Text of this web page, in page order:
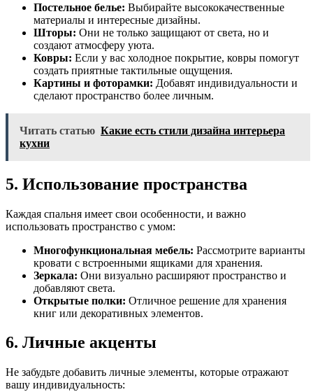
Постельное белье: Выбирайте высококачественные
материалы и интересные дизайны.
Шторы: Они не только защищают от света, но и
создают атмосферу уюта.
Ковры: Если у вас холодное покрытие, ковры помогут
создать приятные тактильные ощущения.
Картины и фоторамки: Добавят индивидуальности и
сделают пространство более личным.
Читать статью Какие есть стили дизайна интерьера
кухни
5. Использование пространства
Каждая спальня имеет свои особенности, и важно
использовать пространство с умом:
Многофункциональная мебель: Рассмотрите варианты
кровати с встроенными ящиками для хранения.
Зеркала: Они визуально расширяют пространство и
добавляют света.
Открытые полки: Отличное решение для хранения
книг или декоративных элементов.
6. Личные акценты
Не забудьте добавить личные элементы, которые отражают
вашу индивидуальность: